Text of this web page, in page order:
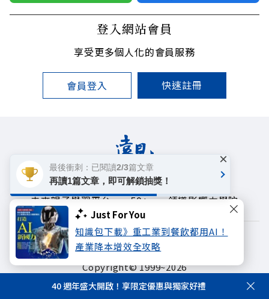
Just For You
知識包下載》重工業到餐飲都用AI！
產業降本增效全攻略
登入網站會員
享受更多個人化的會員服務
會員登入 快速註冊
遠見雜誌 哈佛商業評論
未來親子學習平台
50+ 領導影響力學院
著作權聲明
隱私權政策
Copyright© 1999~2026
遠見天下文化出版股份有限公司. All rights reserved.
40 週年盛大開啟！享限定優惠與獨家好禮
最後衝刺：已閱讀2/3篇文章
再讀1篇文章，即可解鎖抽獎！
×